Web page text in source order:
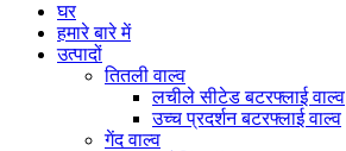
घर
हमारे बारे में
उत्पादों
तितली वाल्व
लचीले सीटेड बटरफ्लाई वाल्व
उच्च प्रदर्शन बटरफ्लाई वाल्व
गेंद वाल्व